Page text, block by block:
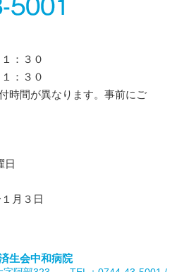
：３０
：３０
時間が異なります。事前にご
日
月３日
生会中和病院